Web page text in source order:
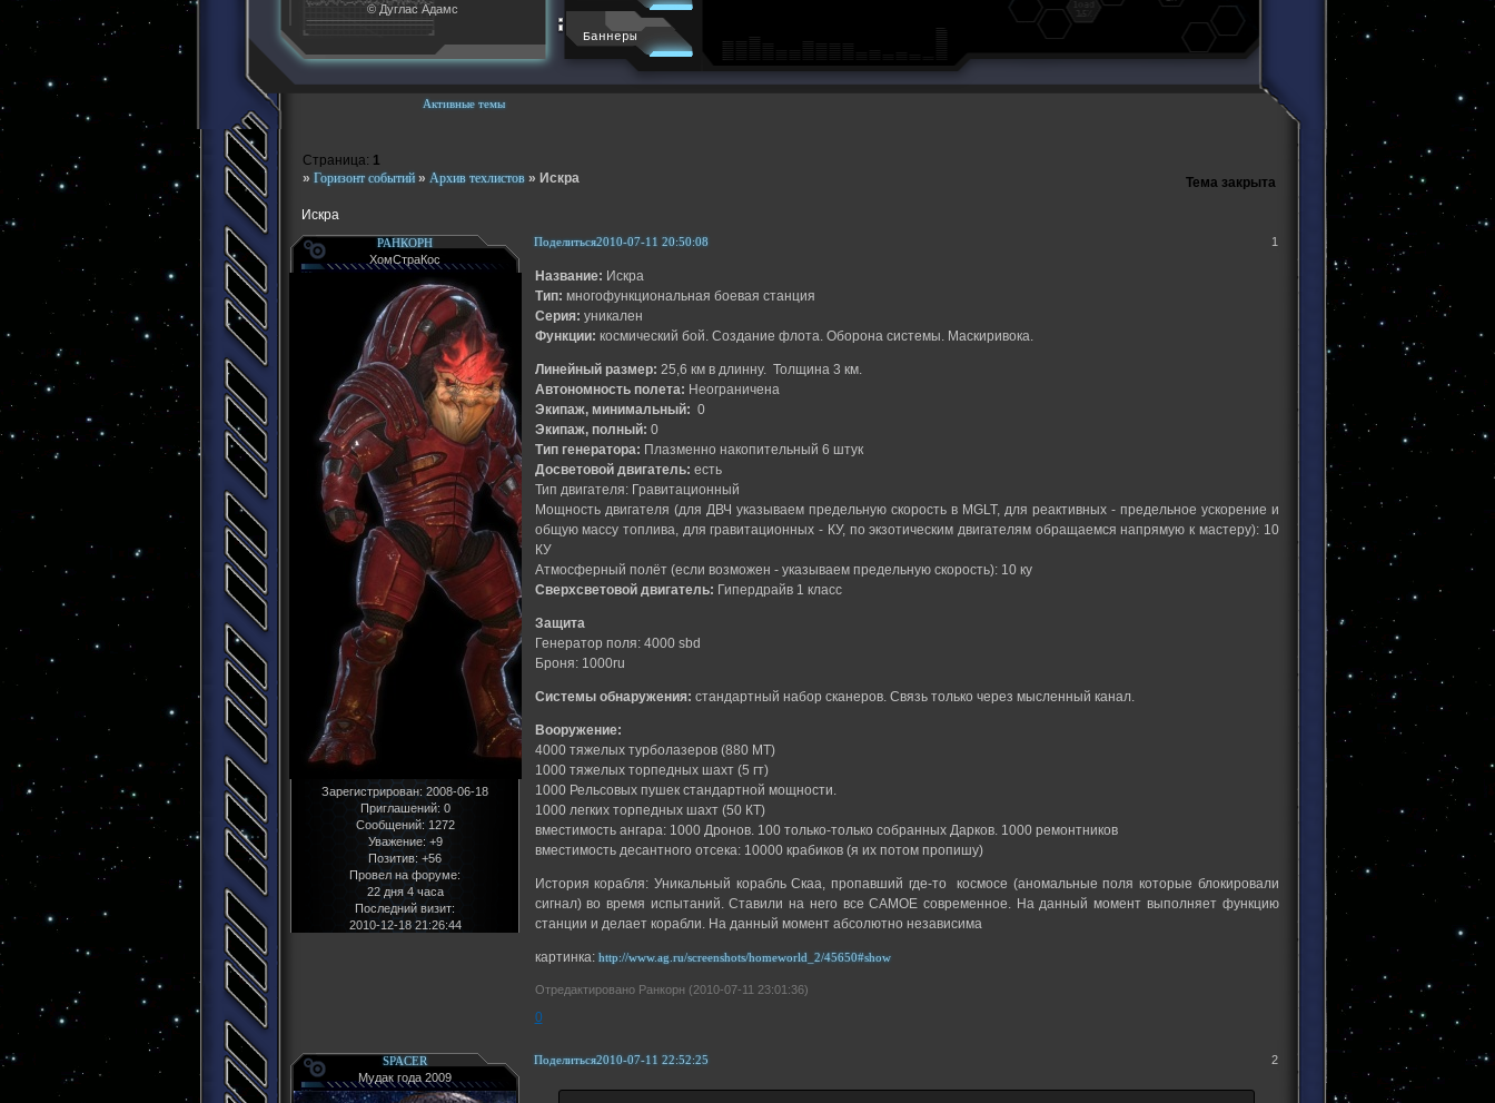
Активные темы
© Дуглас Адамс
Баннеры
» Горизонт событий » Архив техлистов » Искра
Искра
Страница: 1
Тема закрыта
Поделиться 1
2010-07-11 20:50:08
РАНКОРН
ХомСтраКос
Зарегистрирован: 2008-06-18
Приглашений: 0
Сообщений:1272
Уважение: +9
Позитив: +56
Провел на форуме:
22 дня 4 часа
Последний визит:
2010-12-18 21:26:44
Название: Искра
Тип: многофункциональная боевая станция
Серия: уникален
Функции: космический бой. Создание флота. Оборона системы. Маскиривока.
Линейный размер: 25,6 км в длинну. Толщина 3 км.
Автономность полета: Неограничена
Экипаж, минимальный: 0
Экипаж, полный: 0
Тип генератора: Плазменно накопительный 6 штук
Досветовой двигатель: есть
Тип двигателя: Гравитационный
Мощность двигателя (для ДВЧ указываем предельную скорость в MGLT, для реактивных - предельное ускорение и
общую массу топлива, для гравитационных - КУ, по экзотическим двигателям обращаемся напрямую к мастеру): 10
КУ
Атмосферный полёт (если возможен - указываем предельную скорость): 10 ку
Сверхсветовой двигатель: Гипердрайв 1 класс
Защита
Генератор поля: 4000 sbd
Броня: 1000ru
Системы обнаружения: стандартный набор сканеров. Связь только через мысленный канал.
Вооружение:
4000 тяжелых турболазеров (880 МТ)
1000 тяжелых торпедных шахт (5 гт)
1000 Рельсовых пушек стандартной мощности.
1000 легких торпедных шахт (50 КТ)
вместимость ангара: 1000 Дронов. 100 только-только собранных Дарков. 1000 ремонтников
вместимость десантного отсека: 10000 крабиков (я их потом пропишу)
История корабля: Уникальный корабль Скаа, пропавший где-то космосе (аномальные поля которые блокировали
сигнал) во время испытаний. Ставили на него все САМОЕ современное. На данный момент выполняет функцию
станции и делает корабли. На данный момент абсолютно независима
картинка: http://www.ag.ru/screenshots/homeworld_2/45650#show
Отредактировано Ранкорн (2010-07-11 23:01:36)
0
Поделиться 2
2010-07-11 22:52:25
SPACER
Мудак года 2009